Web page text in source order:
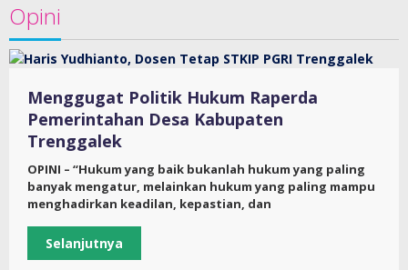
Opini
Menggugat Politik Hukum Raperda
Pemerintahan Desa Kabupaten
Trenggalek
OPINI – “Hukum yang baik bukanlah hukum yang paling
banyak mengatur, melainkan hukum yang paling mampu
menghadirkan keadilan, kepastian, dan
Selanjutnya